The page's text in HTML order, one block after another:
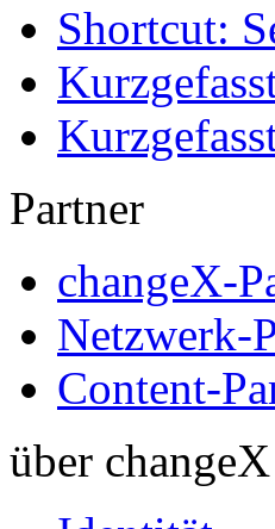
Shortcut:
Partner
changeX-
Netzwerk-
Content-
über changeX